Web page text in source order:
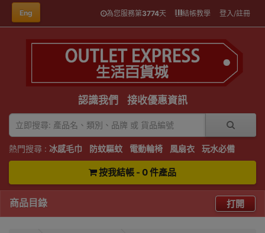
Eng 為您服務第3774天 結帳教學 登入/註冊
認識我們 接收優惠資訊
熱門搜尋 : 冰感毛巾 防蚊驅蚊 電動輪椅 風扇衣 玩水必備
按我結帳 - 0 件產品
商品目錄 打開